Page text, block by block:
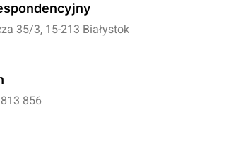
35/3, 15-213 Białystok
856